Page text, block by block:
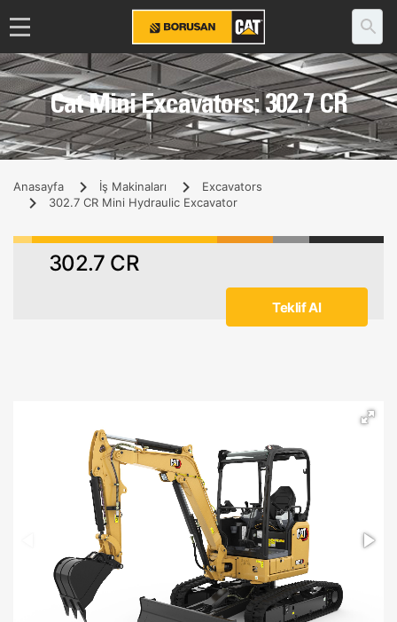
Cat Mini Excavators: 302.7 CR
Anasayfa İş Makinaları
Excavators
302.7 CR Mini Hydraulic Excavator
302.7 CR
Teklif Al